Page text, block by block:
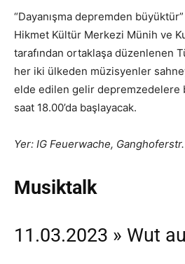
“Dayanışma depremden büyüktür”
Hikmet Kültür Merkezi Münih ve
tarafından ortaklaşa düzenlenen
her iki ülkeden müzisyenler
elde edilen gelir depremzedelere
saat 18.00’da başlayacak.
Yer: IG Feuerwache,
Musiktalk
11.03.2023 » Wut